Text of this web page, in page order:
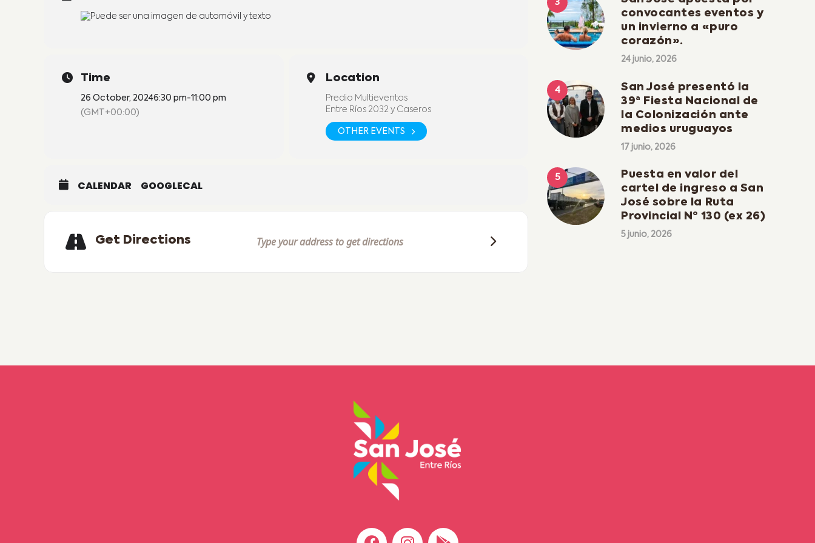
Time
26 October, 20246:30 pm-11:00 pm
(GMT+00:00)
Location
Predio Multieventos
Entre Ríos 2032 y Caseros
OTHER EVENTS
CALENDAR GOOGLECAL
Get Directions
convocantes eventos y
un invierno a «puro
corazón».
24 junio, 2026
San José presentó la
39ª Fiesta Nacional de
la Colonización ante
medios uruguayos
17 junio, 2026
Puesta en valor del
cartel de ingreso a San
José sobre la Ruta
Provincial Nº 130 (ex 26)
5 junio, 2026